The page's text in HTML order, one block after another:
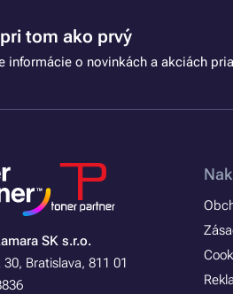
tom ako prvý
informácie o novinkách a akciách
SK s.r.o.
Bratislava, 811 01